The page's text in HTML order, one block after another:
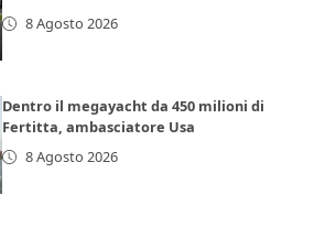
8 Agosto 2026
Dentro il megayacht da 450 milioni di
Fertitta, ambasciatore Usa
8 Agosto 2026